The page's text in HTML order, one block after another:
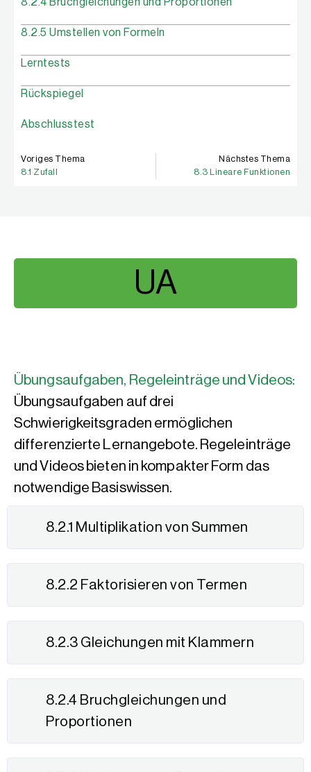
8.2.4 Bruchgleichungen und Proportionen
8.2.5 Umstellen von Formeln
Lerntests
Rückspiegel
Abschlusstest
Voriges Thema
8.1 Zufall
Nächstes Thema
8.3 Lineare Funktionen
UA
Übungsaufgaben, Regeleinträge und Videos:
Übungsaufgaben auf drei
Schwierigkeitsgraden ermöglichen
differenzierte Lernangebote. Regeleinträge
und Videos bieten in kompakter Form das
notwendige Basiswissen.
8.2.1 Multiplikation von Summen
8.2.2 Faktorisieren von Termen
8.2.3 Gleichungen mit Klammern
8.2.4 Bruchgleichungen und
Proportionen